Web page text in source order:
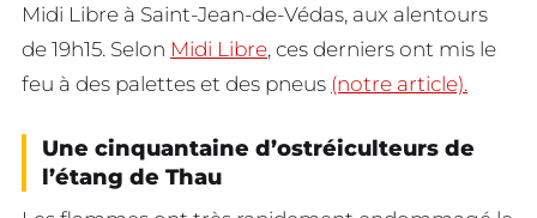
Midi Libre à Saint-Jean-de-Védas, aux alentours
de 19h15. Selon Midi Libre, ces derniers ont mis le
feu à des palettes et des pneus (notre article).
Une cinquantaine d’ostréiculteurs de
l’étang de Thau